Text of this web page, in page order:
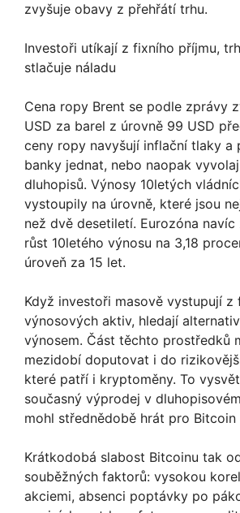
zvyšuje obavy z přehřátí trhu.
Investoři utíkají z fixního příjmu,
stlačuje náladu
Cena ropy Brent se podle zprávy
USD za barel z úrovně 99 USD
ceny ropy navyšují inflační tlaky a
banky jednat, nebo naopak
dluhopisů. Výnosy 10letých
vystoupily na úrovně, které jsou
než dvě desetiletí. Eurozóna navíc
růst 10letého výnosu na 3,18
úroveň za 15 let.
Když investoři masově vystupují z
výnosových aktiv, hledají
výnosem. Část těchto prostředků
mezidobí doputovat i do
které patří i kryptoměny. To
současný výprodej v
mohl střednědobě hrát pro Bitcoin
Krátkodobá slabost Bitcoinu tak
souběžných faktorů: vysokou
akciemi, absenci poptávky po